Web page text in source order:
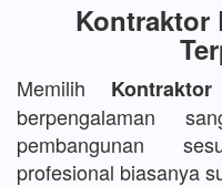
Kontraktor
Memilih
berpengalaman
pembangunan
profesional biasanya